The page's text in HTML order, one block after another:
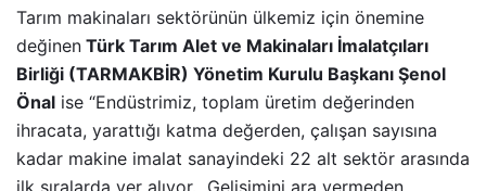
Tarım makinaları sektörünün ülkemiz için önemine
değinen Türk Tarım Alet ve Makinaları İmalatçıları
Birliği (TARMAKBİR) Yönetim Kurulu Başkanı Şenol
Önal ise “Endüstrimiz, toplam üretim değerinden
ihracata, yarattığı katma değerden, çalışan sayısına
kadar makine imalat sanayindeki 22 alt sektör arasında
ilk sıralarda yer alıyor. Gelişimini ara vermeden